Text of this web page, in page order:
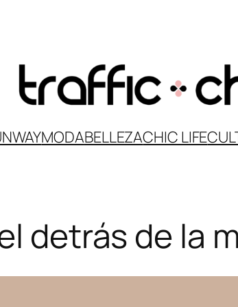
MODABELLEZACHIC LIFE
detrás de la